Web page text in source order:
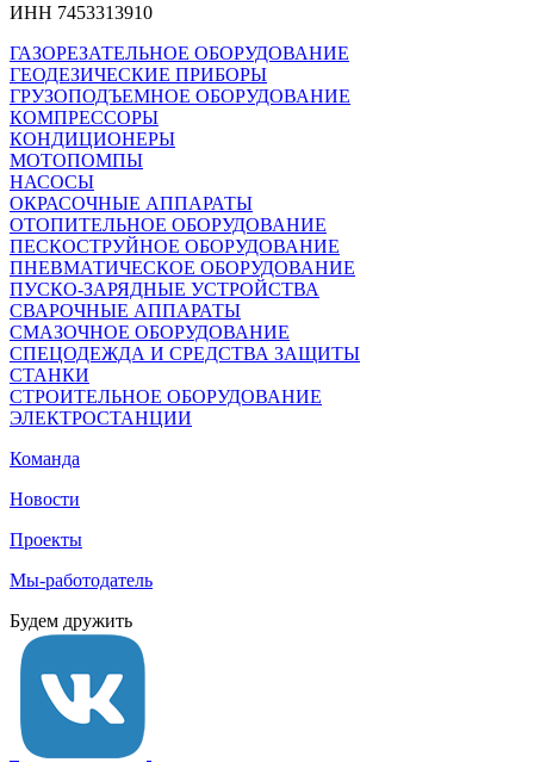
ИНН 7453313910
ГАЗОРЕЗАТЕЛЬНОЕ ОБОРУДОВАНИЕ
ГЕОДЕЗИЧЕСКИЕ ПРИБОРЫ
ГРУЗОПОДЪЕМНОЕ ОБОРУДОВАНИЕ
КОМПРЕССОРЫ
КОНДИЦИОНЕРЫ
МОТОПОМПЫ
НАСОСЫ
ОКРАСОЧНЫЕ АППАРАТЫ
ОТОПИТЕЛЬНОЕ ОБОРУДОВАНИЕ
ПЕСКОСТРУЙНОЕ ОБОРУДОВАНИЕ
ПНЕВМАТИЧЕСКОЕ ОБОРУДОВАНИЕ
ПУСКО-ЗАРЯДНЫЕ УСТРОЙСТВА
СВАРОЧНЫЕ АППАРАТЫ
СМАЗОЧНОЕ ОБОРУДОВАНИЕ
СПЕЦОДЕЖДА И СРЕДСТВА ЗАЩИТЫ
СТАНКИ
СТРОИТЕЛЬНОЕ ОБОРУДОВАНИЕ
ЭЛЕКТРОСТАНЦИИ
Команда
Новости
Проекты
Мы-работодатель
Будем дружить